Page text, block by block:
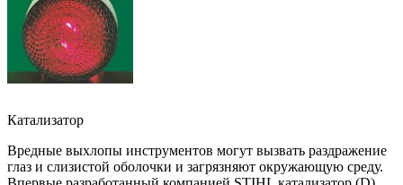
Катализатор
Вредные выхлопы инструментов могут вызвать раздражение
глаз и слизистой оболочки и загрязняют окружающую среду.